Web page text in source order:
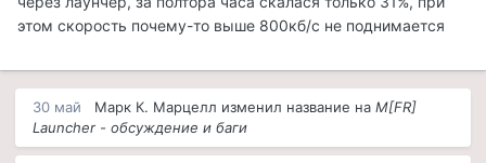
этом скорость почему-то выше 800кб/с не поднимается
30 май Марк К. Марцелл изменил название на M[FR]
Launcher - обсуждение и баги